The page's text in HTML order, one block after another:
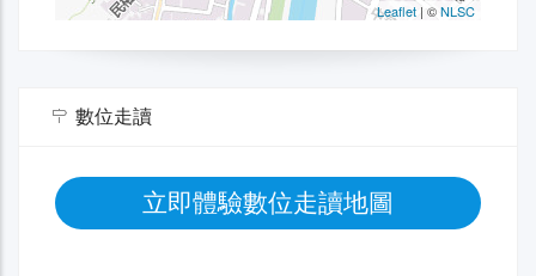
數位走讀
立即體驗數位走讀地圖